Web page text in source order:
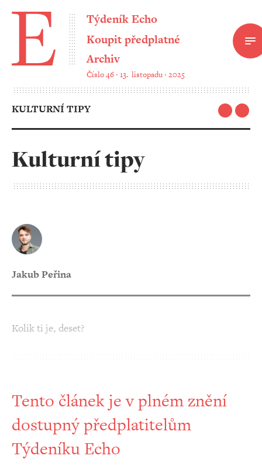
Týdeník Echo
Koupit předplatné
Archiv
Číslo 46 ‧ 13. listopadu ‧ 2025
KULTURNÍ TIPY
Kulturní tipy
Jakub Peřina
Kolik ti je, deset?
Tento článek je v plném znění
dostupný předplatitelům
Týdeníku Echo